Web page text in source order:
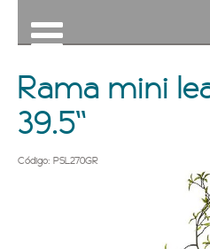
Rama mini
39.5''
Código: PSL270GR